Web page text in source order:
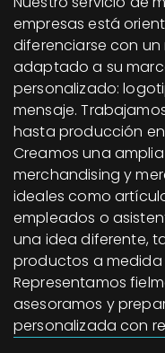
empresas está
diferenciarse con
adaptado a su
personalizado:
mensaje.
hasta producción en
Creamos una
merchandising y
ideales como
empleados o
una idea diferente,
productos a medida
Representamos
asesoramos y
personalizada con